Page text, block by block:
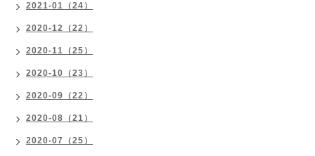
2021-01（24）
2020-12（22）
2020-11（25）
2020-10（23）
2020-09（22）
2020-08（21）
2020-07（25）